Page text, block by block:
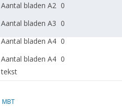
Aantal bladen A2 0
Aantal bladen A3 0
Aantal bladen A4 0
Aantal bladen A4
tekst
0
Bijzonderheden
gedetailleerde
MBT